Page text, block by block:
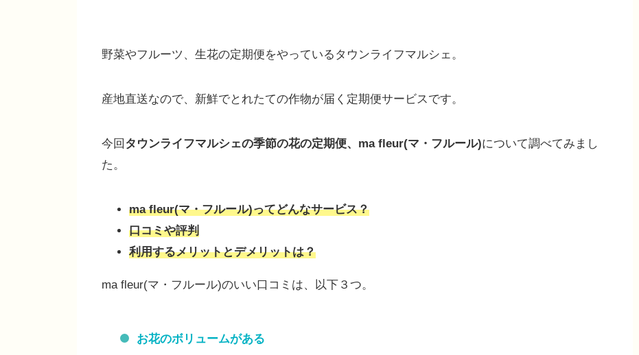
野菜やフルーツ、生花の定期便をやっているタウンライフマルシェ。
産地直送なので、新鮮でとれたての作物が届く定期便サービスです。
今回 タウンライフマルシェの季節の花の定期便、ma fleur(マ・フルール)について調べてみまし
た。
ma fleur(マ・フルール)ってどんなサービス？
口コミや評判
利用するメリットとデメリットは？
ma fleur(マ・フルール)のいい口コミは、以下３つ。
お花のボリュームがある